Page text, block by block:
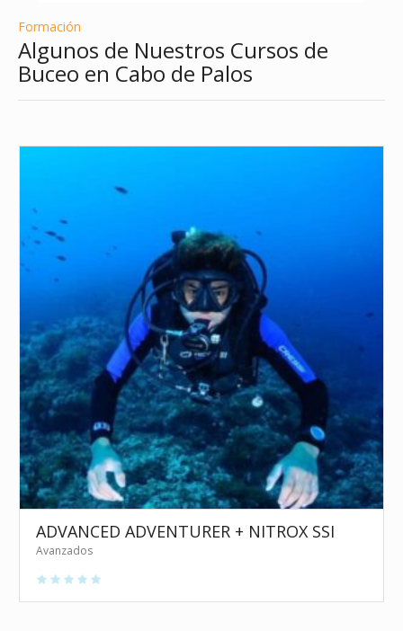
Formación
Algunos de Nuestros Cursos de
Buceo en Cabo de Palos
ADVANCED ADVENTURER + NITROX SSI
Avanzados